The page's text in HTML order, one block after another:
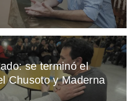
se terminó el
Chusoto y Maderna